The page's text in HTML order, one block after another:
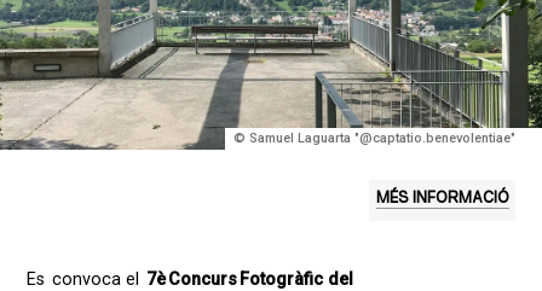
© Samuel Laguarta "@captatio.benevolentiae"
MÉS INFORMACIÓ
Es convoca el 7è Concurs Fotogràficdel